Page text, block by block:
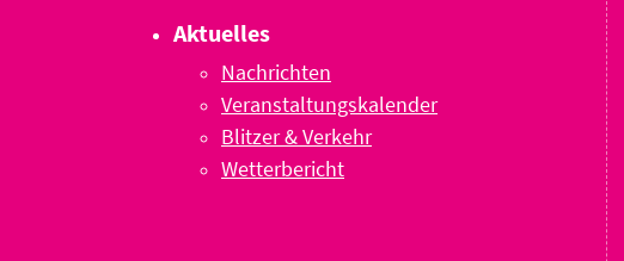
Aktuelles
Nachrichten
Veranstaltungskalender
Blitzer & Verkehr
Wetterbericht